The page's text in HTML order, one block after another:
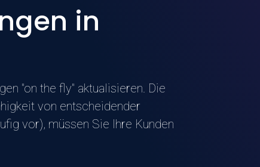
in
"on the fly" aktualisieren. Die
von entscheidender
vor), müssen Sie Ihre Kunden